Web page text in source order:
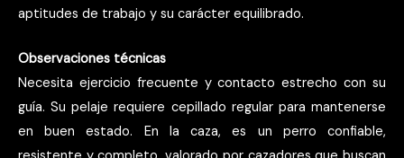
aptitudes de trabajo y su carácter equilibrado.
Observaciones técnicas
Necesita ejercicio frecuente y contacto estrecho con su
guía. Su pelaje requiere cepillado regular para mantenerse
en buen estado. En la caza, es un perro confiable,